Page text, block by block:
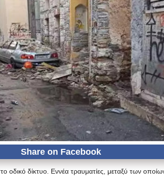
οδικό δίκτυο. Εννέα τραυματίες, μεταξύ των